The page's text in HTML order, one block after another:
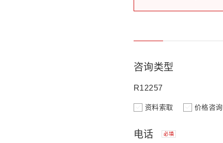
咨询类型
R12257
资料索取 价格咨询
电话 必填